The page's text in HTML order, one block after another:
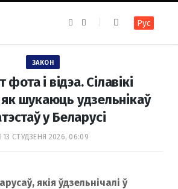
e
k
t
a
m
Рус
ЗАКОН
фота і відэа. Сілавікі
як шукаюць удзельнікаў
у Беларусі
13 СТУДЗЕНЯ 2026, 06:09
якія ўдзельнічалі ў